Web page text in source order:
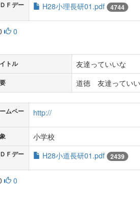
Ｆデー
H28小理長研01.pdf 4744
0
トル 友達っていいな
道徳 友達ってい
ムペー
http://
小学校
Ｆデー
H28小道長研01.pdf 2439
0